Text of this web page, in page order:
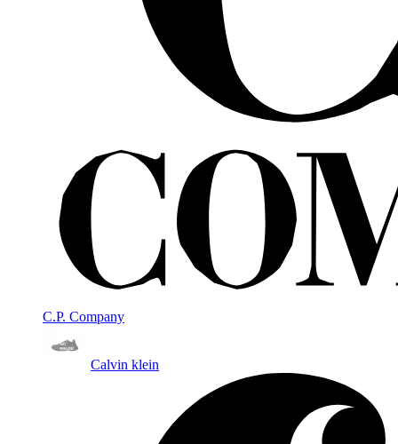
C.P. Company
Calvin klein